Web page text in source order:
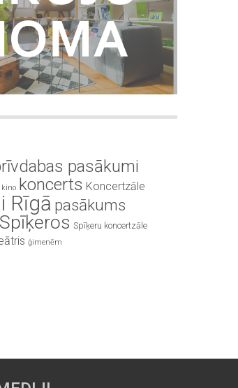
pasākumi
kino koncerts Koncertzāle
Rīgā pasākums
Spīķeros Spīķeru koncertzāle
ģimenēm